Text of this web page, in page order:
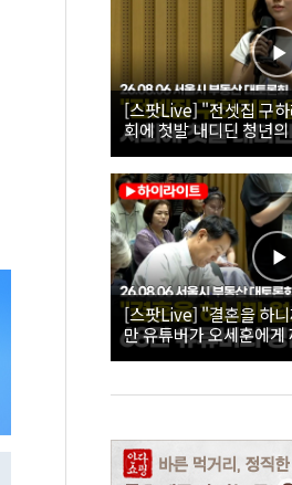
[스팟Live] "전셋집 구
회에 첫발 내디딘 청년
시 부동산 대토론회
[스팟Live] "결혼을 하
만 유튜버가 오세훈에게
26.08.06 서울시 부동산